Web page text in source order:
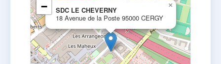
SDC LE CHEVERNY
18 Avenue de la Poste 95000 CERGY
×
−